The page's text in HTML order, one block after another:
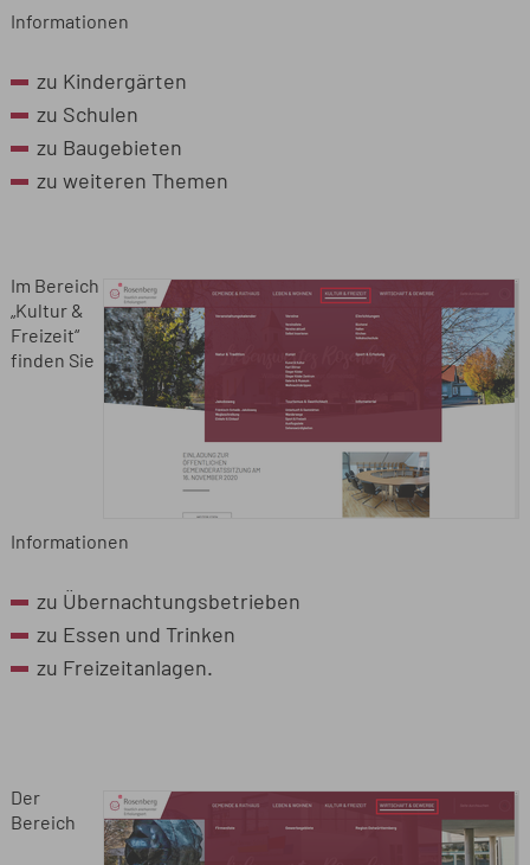
Informationen
zu Kindergärten
zu Schulen
zu Baugebieten
zu weiteren Themen
Im Bereich
„Kultur &
Freizeit“
finden Sie
Informationen
zu Übernachtungsbetrieben
zu Essen und Trinken
zu Freizeitanlagen.
Der
Bereich